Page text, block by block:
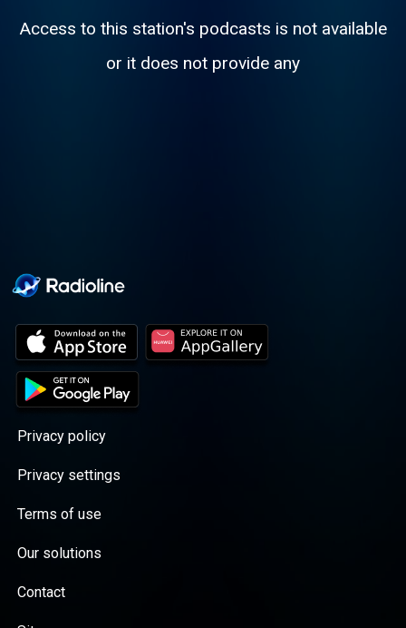
Access to this station's podcasts is not available
or it does not provide any
Privacy policy
Privacy settings
Terms of use
Our solutions
Contact